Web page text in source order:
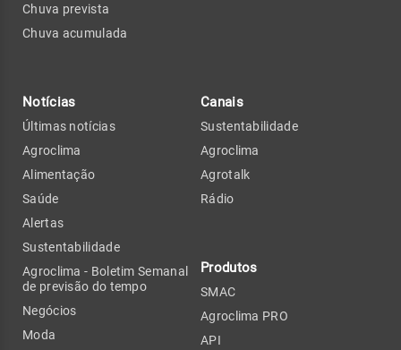
Chuva prevista
Chuva acumulada
Notícias
Últimas notícias
Agroclima
Alimentação
Saúde
Alertas
Sustentabilidade
Agroclima - Boletim Semanal
de previsão do tempo
Negócios
Moda
Canais
Sustentabilidade
Agroclima
Agrotalk
Rádio
Produtos
SMAC
Agroclima PRO
API